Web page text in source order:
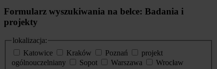
Formularz wyszukiwania na belce: Badania i
projekty
lokalizacja:
Katowice
Kraków Poznań
projekt
ogólnouczelniany
Sopot Warszawa
Wrocław